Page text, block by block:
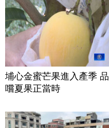
埔心金蜜芒果進入產季 品
嚐夏果正當時